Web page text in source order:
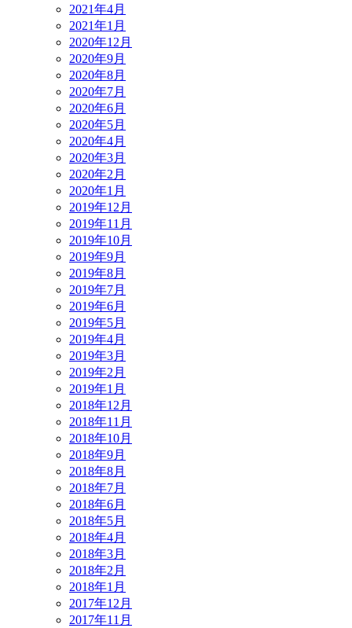
2021年4月
2021年1月
2020年12月
2020年9月
2020年8月
2020年7月
2020年6月
2020年5月
2020年4月
2020年3月
2020年2月
2020年1月
2019年12月
2019年11月
2019年10月
2019年9月
2019年8月
2019年7月
2019年6月
2019年5月
2019年4月
2019年3月
2019年2月
2019年1月
2018年12月
2018年11月
2018年10月
2018年9月
2018年8月
2018年7月
2018年6月
2018年5月
2018年4月
2018年3月
2018年2月
2018年1月
2017年12月
2017年11月